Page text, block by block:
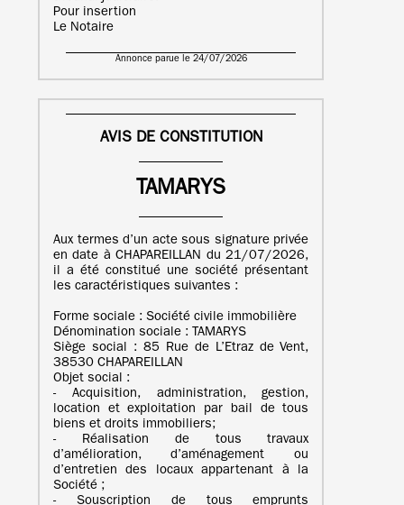
Pour insertion
Le Notaire
Annonce parue le 24/07/2026
AVIS DE CONSTITUTION
TAMARYS
Aux termes d’un acte sous signature privée
en date à CHAPAREILLAN du 21/07/2026,
il a été constitué une société présentant
les caractéristiques suivantes :
Forme sociale : Société civile immobilière
Dénomination sociale : TAMARYS
Siège social : 85 Rue de L’Etraz de Vent,
38530 CHAPAREILLAN
Objet social :
- Acquisition, administration, gestion,
location et exploitation par bail de tous
biens et droits immobiliers;
- Réalisation de tous travaux
d’amélioration, d’aménagement ou
d’entretien des locaux appartenant à la
Société ;
- Souscription de tous emprunts